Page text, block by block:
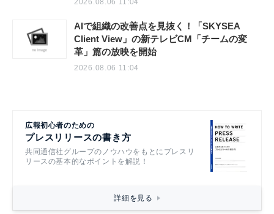
2026.08.06 11:04
AIで組織の改善点を見抜く！「SKYSEA
Client View」の新テレビCM「チームの変
革」篇の放映を開始
2026.08.06 11:04
広報初心者のための
プレスリリースの書き方
共同通信社グループのノウハウをもとにプレスリ
リースの基本的なポイントを解説！
詳細を見る